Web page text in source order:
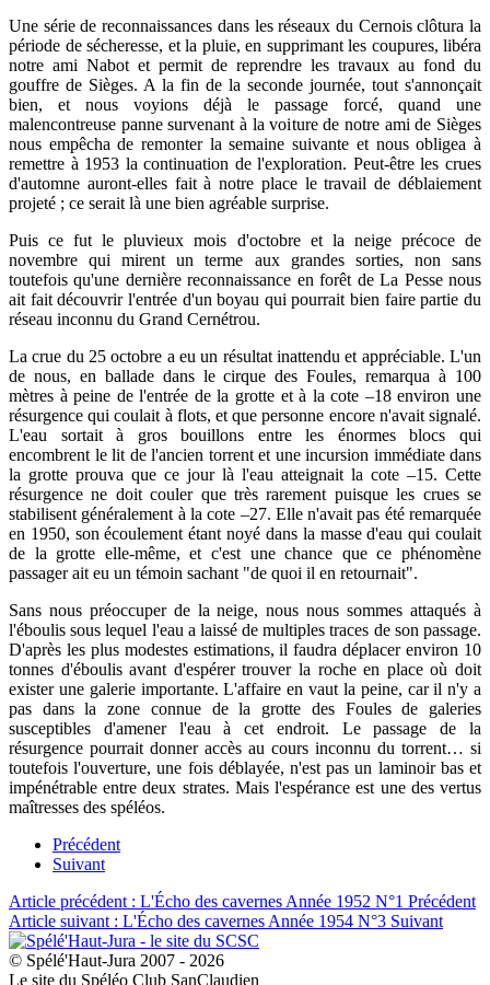
Une série de reconnaissances dans les réseaux du Cernois clôtura la
période de sécheresse, et la pluie, en supprimant les coupures, libéra
notre ami Nabot et permit de reprendre les travaux au fond du
gouffre de Sièges. A la fin de la seconde journée, tout s'annonçait
bien, et nous voyions déjà le passage forcé, quand une
malencontreuse panne survenant à la voiture de notre ami de Sièges
nous empêcha de remonter la semaine suivante et nous obligea à
remettre à 1953 la continuation de l'exploration. Peut-être les crues
d'automne auront-elles fait à notre place le travail de déblaiement
projeté ; ce serait là une bien agréable surprise.
Puis ce fut le pluvieux mois d'octobre et la neige précoce de
novembre qui mirent un terme aux grandes sorties, non sans
toutefois qu'une dernière reconnaissance en forêt de La Pesse nous
ait fait découvrir l'entrée d'un boyau qui pourrait bien faire partie du
réseau inconnu du Grand Cernétrou.
La crue du 25 octobre a eu un résultat inattendu et appréciable. L'un
de nous, en ballade dans le cirque des Foules, remarqua à 100
mètres à peine de l'entrée de la grotte et à la cote –18 environ une
résurgence qui coulait à flots, et que personne encore n'avait signalé.
L'eau sortait à gros bouillons entre les énormes blocs qui
encombrent le lit de l'ancien torrent et une incursion immédiate dans
la grotte prouva que ce jour là l'eau atteignait la cote –15. Cette
résurgence ne doit couler que très rarement puisque les crues se
stabilisent généralement à la cote –27. Elle n'avait pas été remarquée
en 1950, son écoulement étant noyé dans la masse d'eau qui coulait
de la grotte elle-même, et c'est une chance que ce phénomène
passager ait eu un témoin sachant "de quoi il en retournait".
Sans nous préoccuper de la neige, nous nous sommes attaqués à
l'éboulis sous lequel l'eau a laissé de multiples traces de son passage.
D'après les plus modestes estimations, il faudra déplacer environ 10
tonnes d'éboulis avant d'espérer trouver la roche en place où doit
exister une galerie importante. L'affaire en vaut la peine, car il n'y a
pas dans la zone connue de la grotte des Foules de galeries
susceptibles d'amener l'eau à cet endroit. Le passage de la
résurgence pourrait donner accès au cours inconnu du torrent… si
toutefois l'ouverture, une fois déblayée, n'est pas un laminoir bas et
impénétrable entre deux strates. Mais l'espérance est une des vertus
maîtresses des spéléos.
Précédent
Suivant
Article précédent : L'Écho des cavernes Année 1952 N°1 Précédent
Article suivant : L'Écho des cavernes Année 1954 N°3 Suivant
© Spélé'Haut-Jura 2007 - 2026
Le site du Spéléo Club SanClaudien